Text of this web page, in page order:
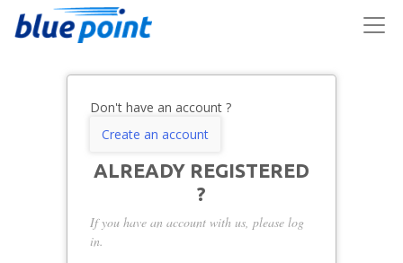
Don't have an account ?
Create an account
ALREADY REGISTERED
?
If you have an account with us, please log
in.